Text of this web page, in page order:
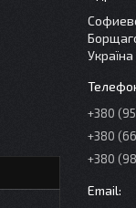
Україна
+380
+380
+380